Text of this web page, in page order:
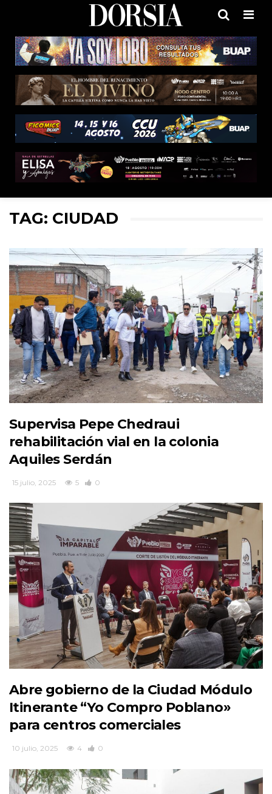
TAG: CIUDAD
Supervisa Pepe Chedraui
rehabilitación vial en la colonia
Aquiles Serdán
15 julio, 2025 5 0
Abre gobierno de la Ciudad Módulo
Itinerante “Yo Compro Poblano»
para centros comerciales
10 julio, 2025 4 0